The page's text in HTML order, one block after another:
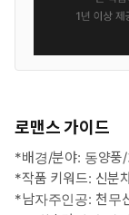
로맨스 가이드
*배경/분야: 동양풍
*작품 키워드: 신분
*남자주인공: 천무